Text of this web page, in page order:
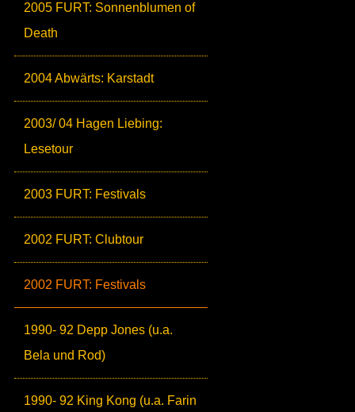
2005 FURT: Sonnenblumen of
Death
2004 Abwärts: Karstadt
2003/ 04 Hagen Liebing:
Lesetour
2003 FURT: Festivals
2002 FURT: Clubtour
2002 FURT: Festivals
1990- 92 Depp Jones (u.a.
Bela und Rod)
1990- 92 King Kong (u.a. Farin